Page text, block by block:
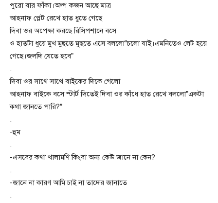
পুরো বার ফাঁকা।অল্প কজন আছে মাত্র
আহনাফ প্লেট রেখে হাত ধুতে গেছে
দিবা ওর অপেক্ষা করছে রিসিপশানে বসে
ও হাতটা ধুয়ে মুখ মুছতে মুছতে এসে বললো”চলো যাই।এমনিতেও লেট হয়ে
গেছে।জলদি যেতে হবে”
.
দিবা ওর সাথে সাথে বাইকের দিকে গেলো
আহনাফ বাইকে বসে স্টার্ট দিতেই দিবা ওর কাঁধে হাত রেখে বললো”একটা
কথা জানতে পারি?”
.
-হুম
.
-এসবের কথা খালামণি কিংবা অন্য কেউ জানে না কেন?
.
-জানে না কারণ আমি চাই না তাদের জানাতে
.